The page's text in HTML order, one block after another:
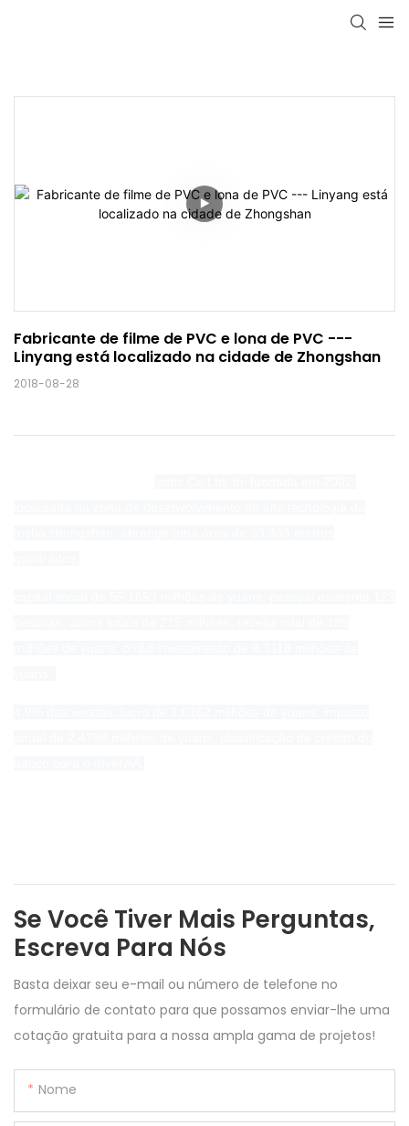
Fabricante de filme de PVC e lona de PVC ---
Linyang está localizado na cidade de Zhongshan
2018-08-28
Se Você Tiver Mais Perguntas,
Escreva Para Nós
Basta deixar seu e-mail ou número de telefone no
formulário de contato para que possamos enviar-lhe uma
cotação gratuita para a nossa ampla gama de projetos!
Nome